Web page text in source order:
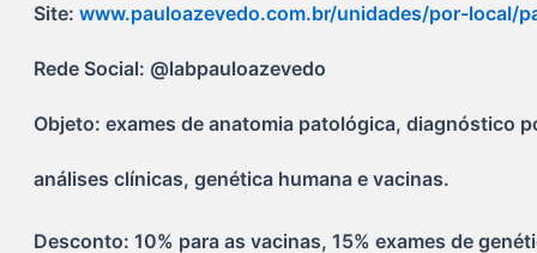
Site: www.pauloazevedo.com.br/unidades/por-local/
Rede Social: @labpauloazevedo
Objeto: exames de anatomia patológica, diagnóstico
análises clínicas, genética humana e vacinas.
Desconto: 10% para as vacinas, 15% exames de